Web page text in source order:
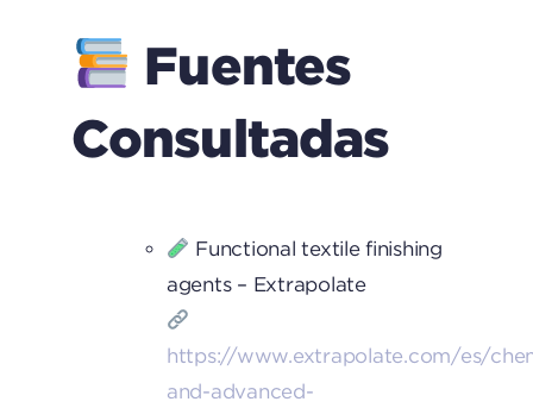
Fuentes
Consultadas
Functional textile finishing
agents – Extrapolate
https://www.extrapolate.com/es/
and-advanced-